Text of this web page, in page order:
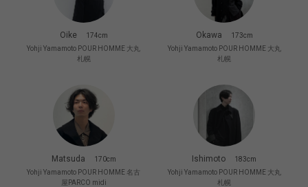
Oike
174cm
Yohji Yamamoto POUR HOMME 大丸
札幌
Okawa
173cm
Yohji Yamamoto POUR HOMME 大丸
札幌
Matsuda
170cm
Yohji Yamamoto POUR HOMME 名古
屋PARCO midi
Ishimoto
183cm
Yohji Yamamoto POUR HOMME 大丸
札幌